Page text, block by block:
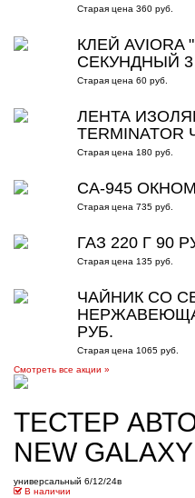
Старая цена 360 руб.
КЛЕЙ
СЕКУНДНЫЙ 3
Старая цена 60 руб.
ЛЕНТА
Старая цена 180 руб.
CA-945
Старая цена 735 руб.
ГАЗ 220 Г 90
Старая цена 135 руб.
ЧАЙНИК СО
РУБ.
Старая цена 1065 руб.
Смотреть все акции »
ТЕСТЕР
NEW GALAXY
универсальный 6/12/24в
В наличии